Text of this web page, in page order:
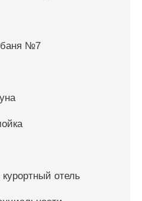
баня №7
отель